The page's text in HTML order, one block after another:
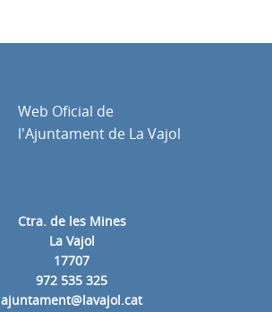
Ctra. de les Mines
La Vajol
17707
972 535 325
ajuntament@lavajol.cat
Web Oficial de
l'Ajuntament de La Vajol